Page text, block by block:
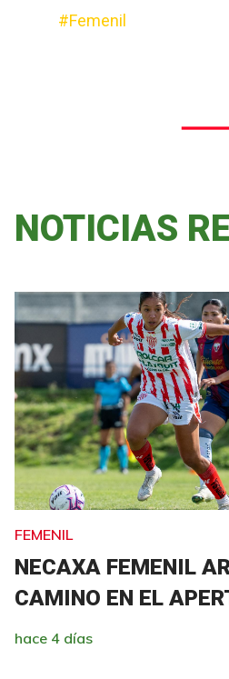
#Femenil
NOTICIAS
FEMENIL
NECAXA FEMENIL
CAMINO EN EL
hace 4 días